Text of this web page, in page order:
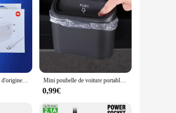
Xiaomi-Chargeur turbo d'origine, Gan EU, adaptateur SnapUsb, câble de type C pour écouteurs x5 F5 Pro Mi 13 Lite Mix possède 3 2 téléphone, 67W Mini poubelle de voiture portable avec couvercle, organisation des ordures de véhicule, boîte de rangement des ordures automobile pliante multifonctionnelle
0,99€